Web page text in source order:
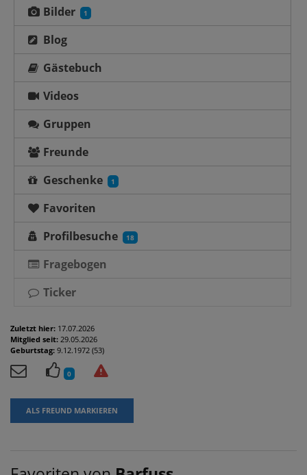
Bilder
1
Blog
Gästebuch
Videos
Gruppen
Freunde
Geschenke
1
Favoriten
Profilbesuche
18
Fragebogen
Ticker
Zuletzt hier: 17.07.2026
Mitglied seit: 29.05.2026
Geburtstag: 9.12.1972 (53)
0
ALS FREUND MARKIEREN